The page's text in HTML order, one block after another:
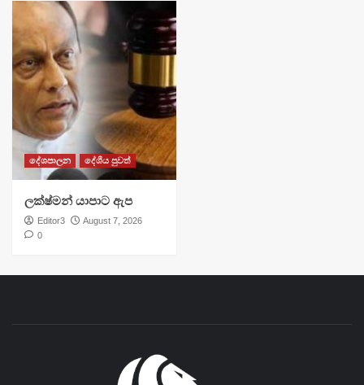
දේශපාලන දේශීය පුවත්
ලක්ෂ්මන් යාපාට ඇප
Editor3
August 7, 2026
0